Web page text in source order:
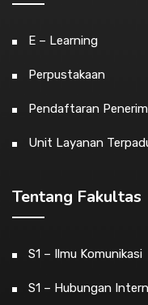
E – Learning
Perpustakaan
Pendaftaran
Unit Layanan
Tentang Fakultas
S1 – Ilmu Komunikasi
S1 – Hubungan